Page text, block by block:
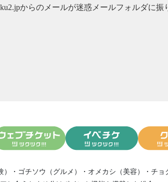
からのメールが迷惑メールフォルダに
・ ゴチソウ（グルメ） ・ オメカシ（美容） ・ チョ